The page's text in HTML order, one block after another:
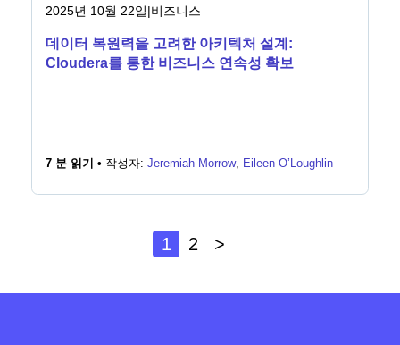
2025년 10월 22일|비즈니스
데이터 복원력을 고려한 아키텍처 설계:
Cloudera를 통한 비즈니스 연속성 확보
7 분 읽기 • 작성자: Jeremiah Morrow, Eileen O’Loughlin
1 2 >